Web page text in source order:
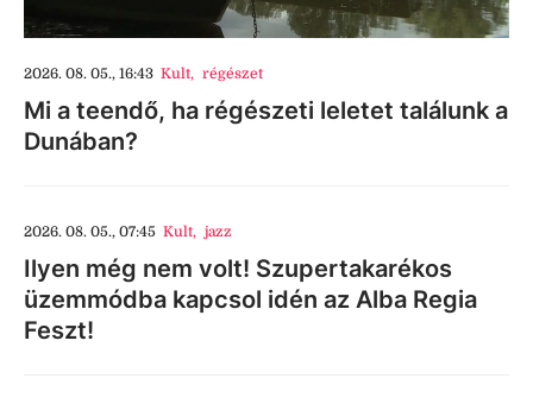
2026. 08. 05., 16:43 Kult, régészet
Mi a teendő, ha régészeti leletet találunk a
Dunában?
2026. 08. 05., 07:45 Kult, jazz
Ilyen még nem volt! Szupertakarékos
üzemmódba kapcsol idén az Alba Regia
Feszt!